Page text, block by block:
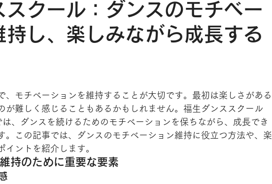
スクール：ダンスのモチベー
持し、楽しみながら成長する
、モチベーションを維持することが大切です。最初は楽しさがある
が難しく感じることもあるかもしれません。福生ダンススクール
は、ダンスを続けるためのモチベーションを保ちながら、成長でき
。この記事では、ダンスのモチベーション維持に役立つ方法や、楽
イントを紹介します。
持のために重要な要素